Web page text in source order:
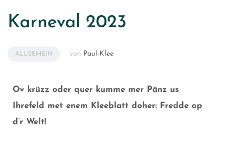
Karneval 2023
ALLGEMEIN von Paul-Klee
Ov krüzz oder quer kumme mer Pänz us
Ihrefeld met enem Kleeblatt doher: Fredde op
d‘r Welt!